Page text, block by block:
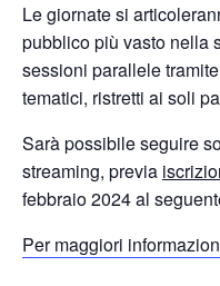
Le giornate si
pubblico più vasto nella
sessioni parallele
tematici, ristretti ai soli
Sarà possibile seguire
streaming, previa
febbraio 2024 al
Per maggiori